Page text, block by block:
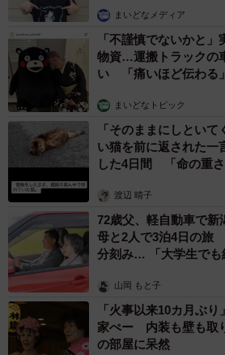
まいどなメディア
「不謹慎でないかと
物資…運搬トラックの
い 「痛いほど伝わる
まいどなトピック
「そのままにしとい
い猫を前に返された
した4日間 「命の重
渡辺 晴子
72歳父、軽自動車で
母と2人で3泊4日の旅
分刻み… 「大学生でも
山岡 もと子
「火事以来10カ月ぶ
家ぺー 内装も壁も取
の部屋に呆然